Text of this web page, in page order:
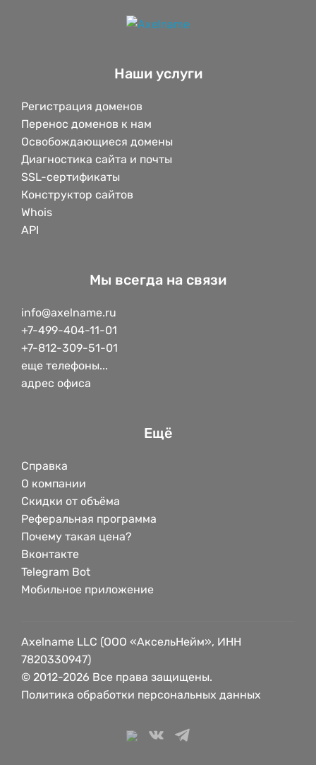
Наши услуги
Регистрация доменов
Перенос доменов к нам
Освобождающиеся домены
Диагностика сайта и почты
SSL-сертификаты
Конструктор сайтов
Whois
API
Мы всегда на связи
info@axelname.ru
+7-499-404-11-01
+7-812-309-51-01
еще телефоны...
адрес офиса
Ещё
Справка
О компании
Скидки от объёма
Реферальная программа
Почему такая цена?
Вконтакте
Telegram Bot
Мобильное приложение
Axelname LLC (ООО «АксельНейм», ИНН
7820330947)
© 2012-2026 Все права защищены.
Политика обработки персональных данных